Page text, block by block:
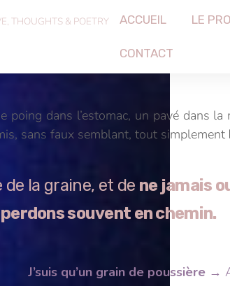
THOUGHTS & POETRY ACCUEIL LE
CONTACT
poing dans l’estomac, un pavé dans
sans faux semblant, tout simplement
de la graine, et de ne jamais
souvent en chemin.
J’suis qu’un grain de poussière→ A